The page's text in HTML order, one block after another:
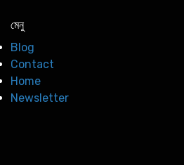
মেনু
Blog
Contact
Home
Newsletter